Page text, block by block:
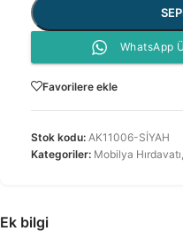
WhatsApp
Favorilere ekle
Stok kodu: AK11006-SİYAH
Kategoriler: Mobilya Hırdavatı,
Ek bilgi